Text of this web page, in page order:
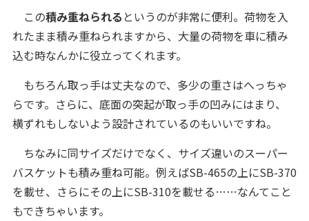
この積み重ねられる というのが非常に便利。荷物を入
れたまま積み重ねられますから、大量の荷物を車に積み
込む時なんかに役立ってくれます。
もちろん取っ手は丈夫なので、多少の重さはへっちゃ
らです。さらに、底面の突起が取っ手の凹みにはまり、
横ずれもしないよう設計されているのもいいですね。
ちなみに同サイズだけでなく、サイズ違いのスーパー
バスケットも積み重ね可能。例えばSB-465の上にSB-370
を載せ、さらにその上にSB-310を載せる……なんてこと
もできちゃいます。